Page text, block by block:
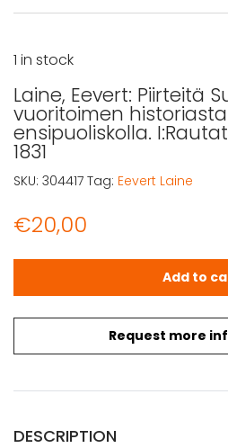
Laine, Eevert: Piirteitä
vuoritoimen
ensipuoliskolla.
1831
€20,00
Request more
1 in stock
Laine, Eevert: PiirteitäAdd to
SKU: 304417 Tag: Eevert Laine
DESCRIPTION